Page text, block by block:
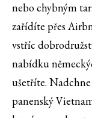
nebo chybným
zařídíte přes
vstříc
nabídku
ušetříte.
panenský